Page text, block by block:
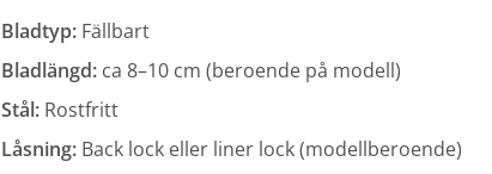
Bladtyp: Fällbart
Bladlängd: ca 8–10 cm (beroende på modell)
Stål: Rostfritt
Låsning: Back lock eller liner lock (modellberoende)